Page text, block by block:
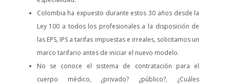
Colombia ha expuesto durante estos 30 años desde la
Ley 100 a todos los profesionales a la disposición de
las EPS, IPS a tarifas impuestas e irreales, solicitamos un
marco tarifario antes de iniciar el nuevo modelo.
No se conoce el sistema de contratación para el
cuerpo médico, ¿privado? ¿público?, ¿Cuáles